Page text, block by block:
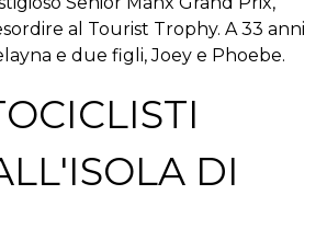
al Tourist Trophy. A 33 anni
e due figli, Joey e Phoebe.
DI